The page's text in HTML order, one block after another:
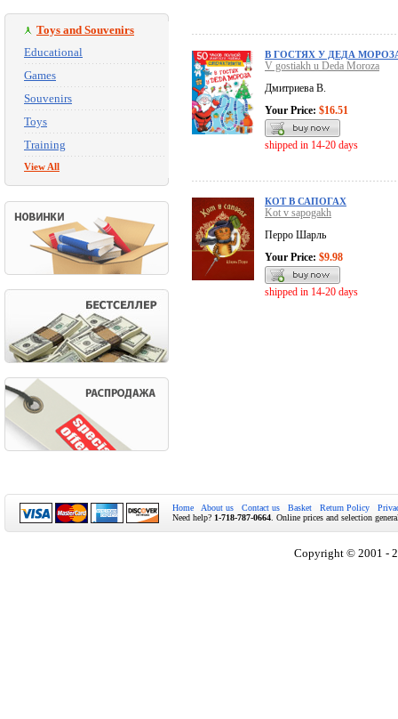
Toys and Souvenirs
Educational
Games
Souvenirs
Toys
Training
View All
В ГОСТЯХ У ДЕДА
V gostiakh u Deda Moroza
Дмитриева В.
Your Price: $16.51
shipped in 14-20 days
КОТ В САПОГАХ
Kot v sapogakh
Перро Шарль
Your Price: $9.98
shipped in 14-20 days
Home About us Contact us Basket Return Policy
Need help? 1-718-787-0664 . Online prices and selection
Copyright © 2001 -